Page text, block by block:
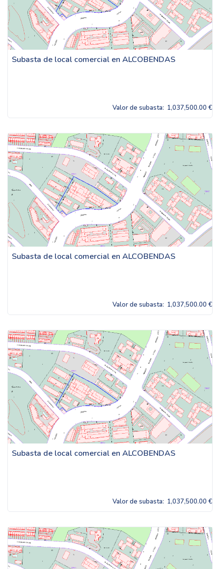
Subasta de local comercial en ALCOBENDAS
Valor de subasta: 1,037,500.00 €
Subasta de local comercial en ALCOBENDAS
Valor de subasta: 1,037,500.00 €
Subasta de local comercial en ALCOBENDAS
Valor de subasta: 1,037,500.00 €